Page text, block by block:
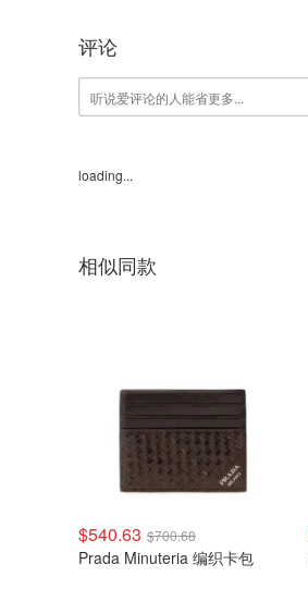
评论
loading...
相似同款
$540.63 $700.68
Prada Minuteria 编织卡包